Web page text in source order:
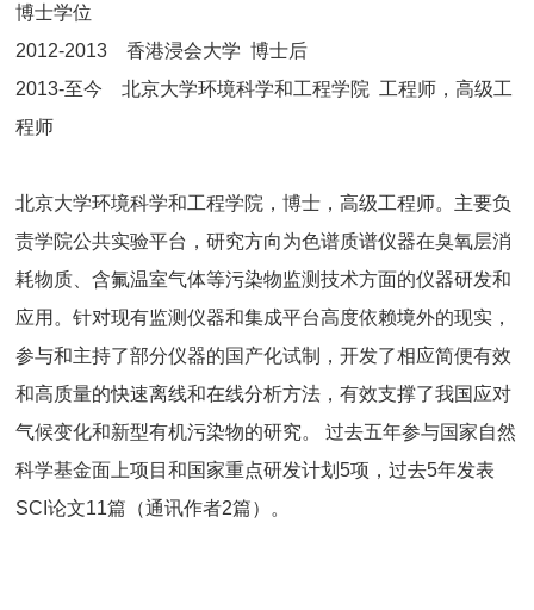
博士学位
2012-2013香港浸会大学 博士后
2013-至今 北京大学环境科学和工程学院 工程师，高级工
程师
北京大学环境科学和工程学院，博士，高级工程师。主要负
责学院公共实验平台，研究方向为色谱质谱仪器在臭氧层消
耗物质、含氟温室气体等污染物监测技术方面的仪器研发和
应用。针对现有监测仪器和集成平台高度依赖境外的现实，
参与和主持了部分仪器的国产化试制，开发了相应简便有效
和高质量的快速离线和在线分析方法，有效支撑了我国应对
气候变化和新型有机污染物的研究。 过去五年参与国家自然
科学基金面上项目和国家重点研发计划5项，过去5年发表
SCI论文11篇（通讯作者2篇）。